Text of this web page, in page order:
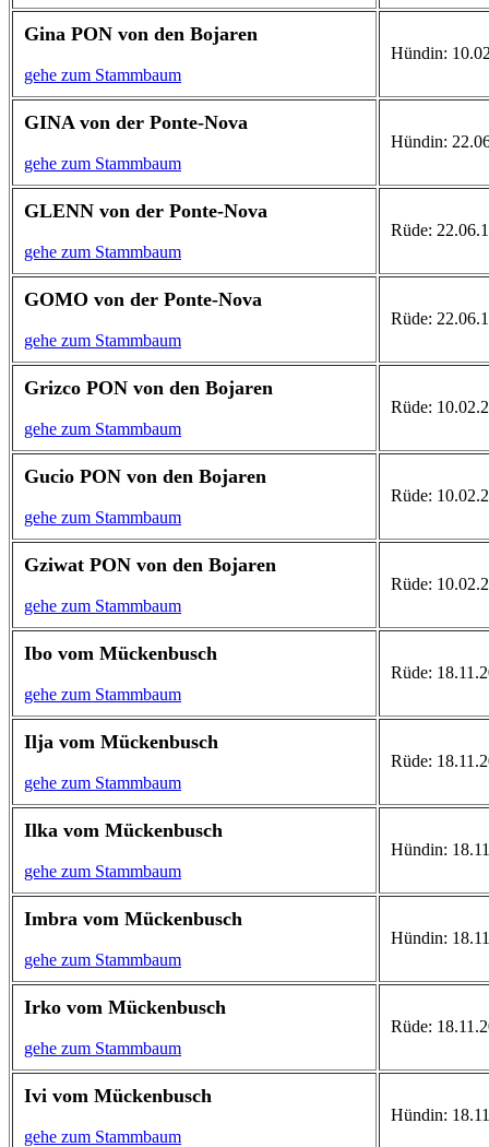
Gina PON von den Bojaren
gehe zum Stammbaum
Hündin:
GINA von der Ponte-Nova
gehe zum Stammbaum
Hündin:
GLENN von der Ponte-Nova
gehe zum Stammbaum
Rüde:
GOMO von der Ponte-Nova
gehe zum Stammbaum
Rüde:
Grizco PON von den Bojaren
gehe zum Stammbaum
Rüde:
Gucio PON von den Bojaren
gehe zum Stammbaum
Rüde:
Gziwat PON von den Bojaren
gehe zum Stammbaum
Rüde:
Ibo vom Mückenbusch
gehe zum Stammbaum
Rüde:
Ilja vom Mückenbusch
gehe zum Stammbaum
Rüde:
Ilka vom Mückenbusch
gehe zum Stammbaum
Hündin:
Imbra vom Mückenbusch
gehe zum Stammbaum
Hündin:
Irko vom Mückenbusch
gehe zum Stammbaum
Rüde:
Ivi vom Mückenbusch
gehe zum Stammbaum
Hündin: